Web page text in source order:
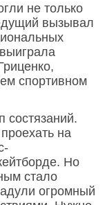
не только
вызывал
спортивном
состязаний.
на
Но
стало
огромный